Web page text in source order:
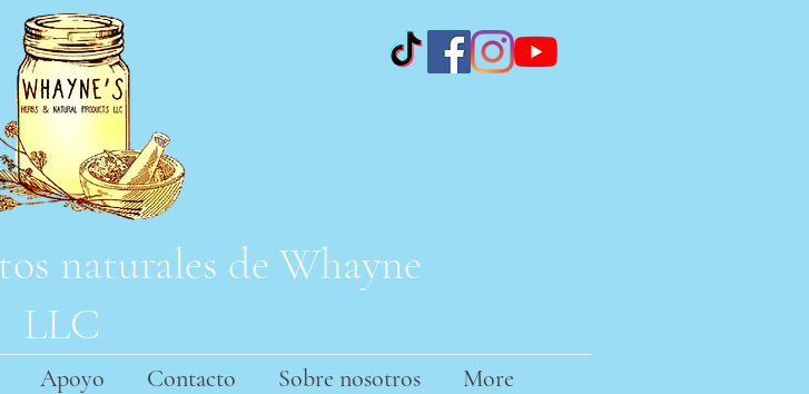
naturales de Whayne
LLC
Apoyo Contacto Sobre nosotros More